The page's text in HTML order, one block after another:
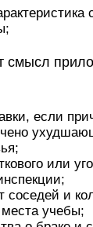
смысл
если
или
соседей и
места учебы;